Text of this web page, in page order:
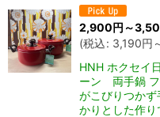
2,900円 ～
(税込: 3,190円
HNH ホクセイ
ーン 両手鍋 フ
がこびりつか
かりとした作